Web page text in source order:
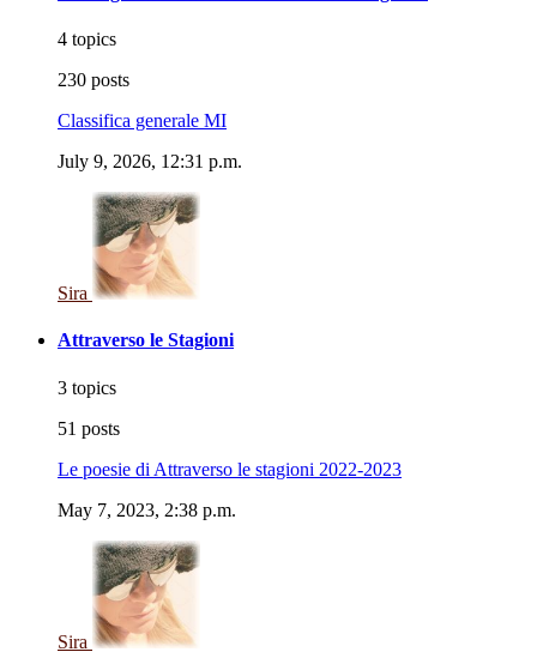
4 topics
230 posts
Classifica generale MI
July 9, 2026, 12:31 p.m.
Sira
Attraverso le Stagioni
3 topics
51 posts
Le poesie di Attraverso le stagioni 2022-2023
May 7, 2023, 2:38 p.m.
Sira